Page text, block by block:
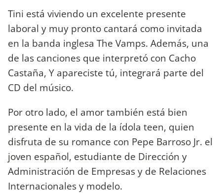
Tini está viviendo un excelente presente
laboral y muy pronto cantará como invitada
en la banda inglesa The Vamps. Además, una
de las canciones que interpretó con Cacho
Castaña, Y apareciste tú, integrará parte del
CD del músico.
Por otro lado, el amor también está bien
presente en la vida de la ídola teen, quien
disfruta de su romance con Pepe Barroso Jr. el
joven español, estudiante de Dirección y
Administración de Empresas y de Relaciones
Internacionales y modelo.